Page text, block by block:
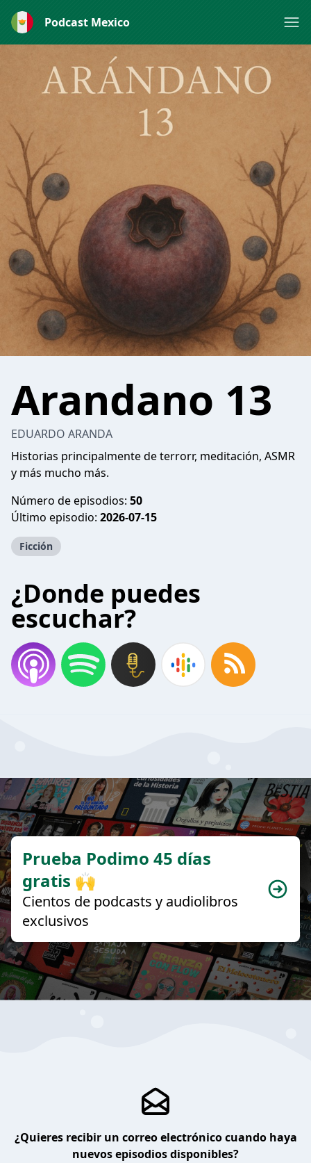
Podcast Mexico
Arandano 13
EDUARDO ARANDA
Historias principalmente de terrorr, meditación, ASMR
y más mucho más.
Número de episodios: 50
Último episodio: 2026-07-15
Ficción
¿Donde puedes
escuchar?
Prueba Podimo 45 días
gratis 🙌
Cientos de podcasts y audiolibros
exclusivos
¿Quieres recibir un correo electrónico cuando haya
nuevos episodios disponibles?